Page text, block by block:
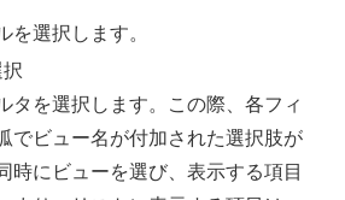
を選択します。
タを選択します。この際、各フィ
でビュー名が付加された選択肢が
時にビューを選び、表示する項目